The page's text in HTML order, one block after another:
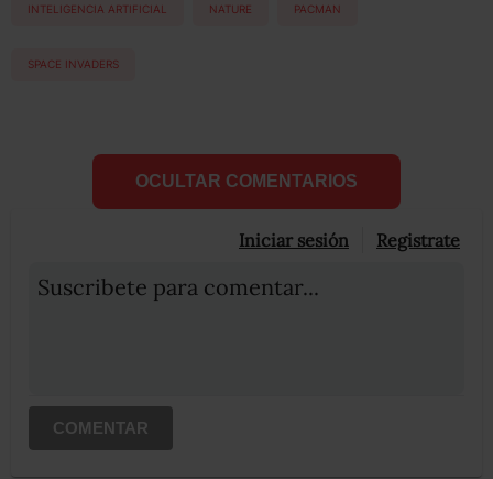
INTELIGENCIA ARTIFICIAL NATURE PACMAN
SPACE INVADERS
OCULTAR COMENTARIOS
Iniciar sesión Registrate
Suscribete para comentar...
COMENTAR